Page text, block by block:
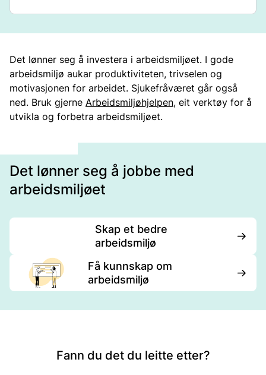
Det lønner seg å investera i arbeidsmiljøet. I gode
arbeidsmiljø aukar produktiviteten, trivselen og
motivasjonen for arbeidet. Sjukefråværet går også
ned. Bruk gjerne Arbeidsmiljøhjelpen, eit verktøy for å
utvikla og forbetra arbeidsmiljøet.
Det lønner seg å jobbe med
arbeidsmiljøet
Skap et bedre
arbeidsmiljø
Få kunnskap om
arbeidsmiljø
Fann du det du leitte etter?